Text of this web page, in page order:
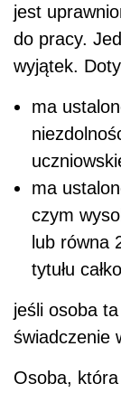
jest
do pracy.
wyjątek.
ma
ma
czym
lub równa
tytułu
jeśli osoba
świadczenie
Osoba,